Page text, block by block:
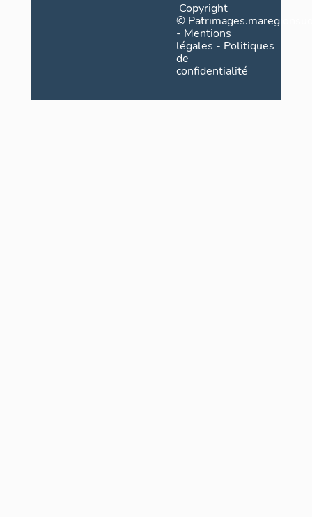
Copyright
©
- Mentions
légales - Politiques
de
confidentialité